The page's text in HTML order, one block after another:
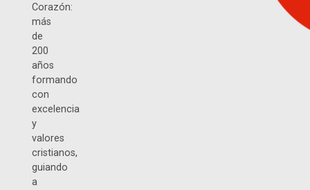
Corazón:
más
de
200
años
formando
con
excelencia
y
valores
cristianos,
guiando
a